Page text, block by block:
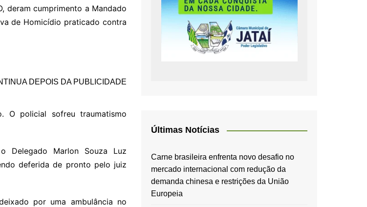
deram cumprimento a Mandado
de Homicídio praticado contra
DEPOIS DA PUBLICIDADE
O policial sofreu traumatismo
Delegado Marlon Souza Luz
deferida de pronto pelo juiz
por uma ambulância no
Últimas Notícias
Carne brasileira enfrenta novo desafio no
mercado internacional com redução da
demanda chinesa e restrições da União
Europeia